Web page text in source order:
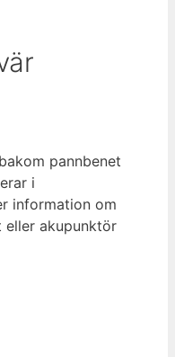
pannbenet
i
information om
eller akupunktör